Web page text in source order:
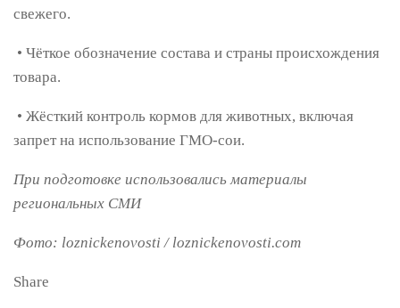
свежего.
• Чёткое обозначение состава и страны происхождения
товара.
• Жёсткий контроль кормов для животных, включая
запрет на использование ГМО-сои.
При подготовке использовались материалы
региональных СМИ
Фото: loznickenovosti / loznickenovosti.com
Share